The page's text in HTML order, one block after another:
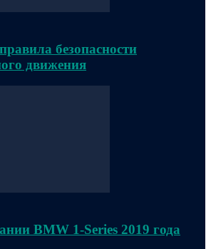
безопасности
движения
BMW 1-Series 2019 года